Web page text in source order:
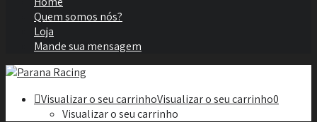
Quem somos nós?
Loja
Mande sua mensagem
Visualizar o seu carrinhoVisualizar o seu carrinho0
Visualizar o seu carrinho